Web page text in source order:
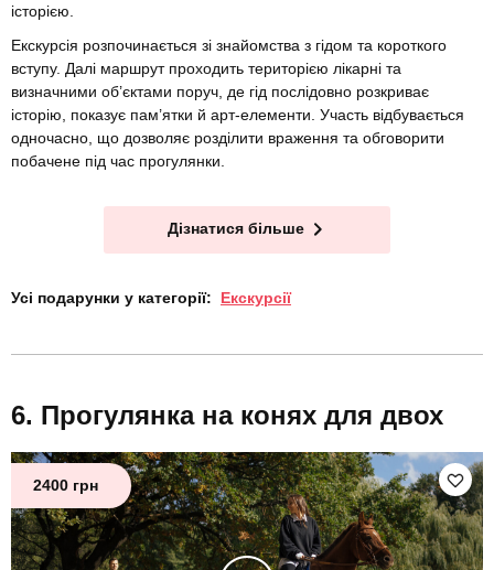
історією.
Екскурсія розпочинається зі знайомства з гідом та короткого
вступу. Далі маршрут проходить територією лікарні та
визначними об’єктами поруч, де гід послідовно розкриває
історію, показує пам’ятки й арт-елементи. Участь відбувається
одночасно, що дозволяє розділити враження та обговорити
побачене під час прогулянки.
Дізнатися більше
Усі подарунки у категорії: Екскурсії
Прогулянка на конях для двох
2400 грн